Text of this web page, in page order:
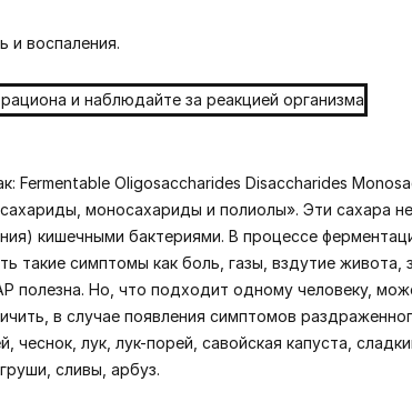
и воспаления.
Fermentable Oligosaccharides Disaccharides
моносахариды и полиолы». Эти сахара
кишечными бактериями. В процессе
такие симптомы как боль, газы, вздутие живота,
полезна. Но, что подходит одному человеку,
в случае появления симптомов
лук, лук-порей, савойская капуста,
сливы, арбуз.